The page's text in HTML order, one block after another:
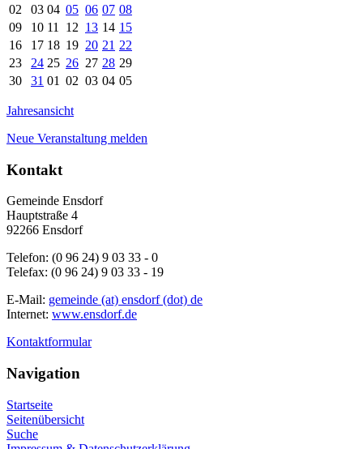
02
03 04 05 06 07 08
09
10 11 12 13 14 15
16
17 18 19 20 21 22
23
24 25 26 27 28 29
30
31 01 02 03 04 05
Jahresansicht
Neue Veranstaltung melden
Kontakt
Gemeinde Ensdorf
Hauptstraße 4
92266 Ensdorf
Telefon: (0 96 24) 9 03 33 - 0
Telefax: (0 96 24) 9 03 33 - 19
E-Mail: gemeinde (at) ensdorf (dot) de
Internet: www.ensdorf.de
Kontaktformular
Navigation
Startseite
Seitenübersicht
Suche